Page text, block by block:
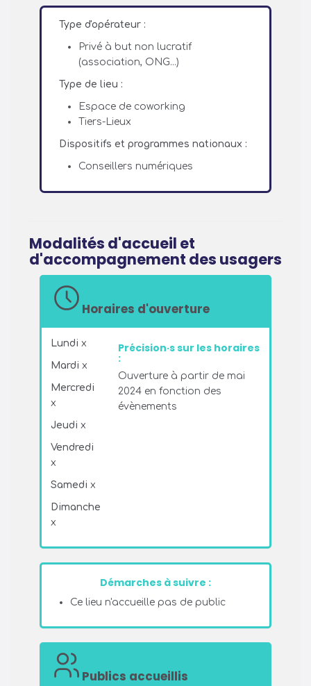
Type d'opérateur :
Privé à but non lucratif
(association, ONG...)
Type de lieu :
Espace de coworking
Tiers-Lieux
Dispositifs et programmes nationaux :
Conseillers numériques
Modalités d'accueil et
d'accompagnement des usagers
Horaires d'ouverture
Lundi x
Mardi x
Mercredi
x
Jeudi x
Vendredi
x
Samedi x
Dimanche
x
Précision·s sur les horaires
:
Ouverture à partir de mai
2024 en fonction des
évènements
Démarches à suivre :
Ce lieu n'accueille pas de public
Publics accueillis